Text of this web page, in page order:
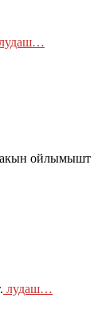
ойлымышт
лудаш…